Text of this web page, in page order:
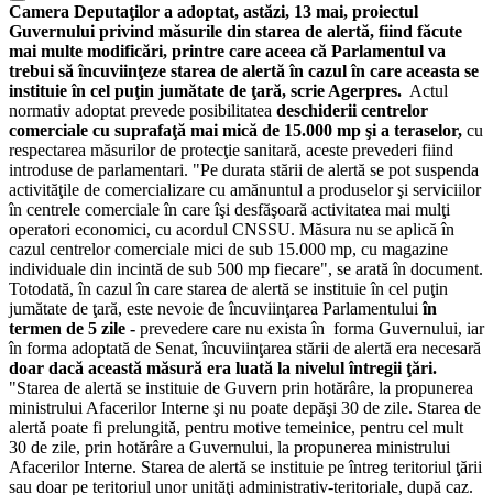
Camera Deputaţilor a adoptat, astăzi, 13 mai, proiectul
Guvernului privind măsurile din starea de alertă, fiind făcute
mai multe modificări, printre care aceea că Parlamentul va
trebui să încuviinţeze starea de alertă în cazul în care aceasta se
instituie în cel puţin jumătate de ţară, scrie Agerpres. Actul
normativ adoptat prevede posibilitatea deschiderii centrelor
comerciale cu suprafaţă mai mică de 15.000 mp şi a teraselor, cu
respectarea măsurilor de protecţie sanitară, aceste prevederi fiind
introduse de parlamentari. "Pe durata stării de alertă se pot suspenda
activităţile de comercializare cu amănuntul a produselor şi serviciilor
în centrele comerciale în care îşi desfăşoară activitatea mai mulţi
operatori economici, cu acordul CNSSU. Măsura nu se aplică în
cazul centrelor comerciale mici de sub 15.000 mp, cu magazine
individuale din incintă de sub 500 mp fiecare", se arată în document.
Totodată, în cazul în care starea de alertă se instituie în cel puţin
jumătate de ţară, este nevoie de încuviinţarea Parlamentului în
termen de 5 zile - prevedere care nu exista în forma Guvernului, iar
în forma adoptată de Senat, încuviinţarea stării de alertă era necesară
doar dacă această măsură era luată la nivelul întregii ţări.
"Starea de alertă se instituie de Guvern prin hotărâre, la propunerea
ministrului Afacerilor Interne şi nu poate depăşi 30 de zile. Starea de
alertă poate fi prelungită, pentru motive temeinice, pentru cel mult
30 de zile, prin hotărâre a Guvernului, la propunerea ministrului
Afacerilor Interne. Starea de alertă se instituie pe întreg teritoriul ţării
sau doar pe teritoriul unor unităţi administrativ-teritoriale, după caz.